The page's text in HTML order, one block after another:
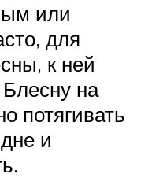
или
для
к ней
на
потягивать
и